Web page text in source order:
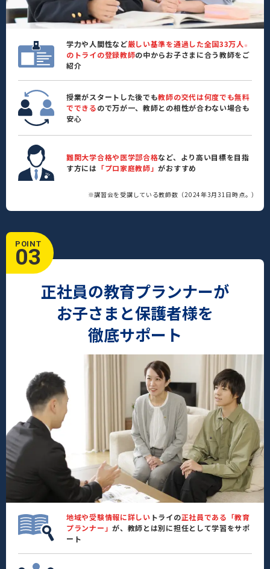
学力や人間性など厳しい基準を通過した全国33万人 ※
のトライの登録教師の中からお子さまに合う教師をご
紹介
授業がスタートした後でも教師の交代は何度でも無料
でできるので万が一、教師との相性が合わない場合も
安心
難関大学合格や医学部合格など、より高い目標を目指
す方には 「プロ家庭教師」がおすすめ
※講習会を受講している教師数（2024年3月31日時点。）
POINT
03
正社員の教育プランナーが
お子さまと保護者様を
徹底サポート
地域や受験情報に詳しい トライの正社員である「教育
プランナー」が、教師とは別に担任として学習をサポ
ート